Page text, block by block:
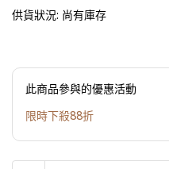
供貨狀況: 尚有庫存
此商品參與的優惠活動
限時下殺88折